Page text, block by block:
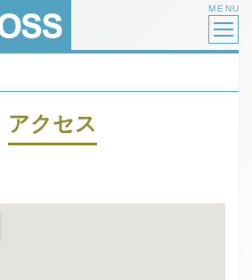
MENU
アクセス